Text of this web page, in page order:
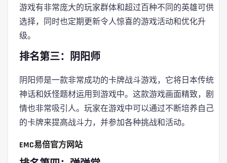
游戏有非常庞大的玩家群体和超过百种不同的英雄可供
选择，同时也定期更新令人惊喜的游戏活动和优化升
级。
排名第三：阴阳师
阴阳师是一款非常成功的卡牌战斗游戏，它将日本传统
神话和妖怪题材运用到游戏中。这款游戏画面精致，剧
情也非常吸引人。玩家在游戏中可以通过不断培养自己
的卡牌来提高战斗力，并参加各种挑战和活动。
EMC易倍官方网站